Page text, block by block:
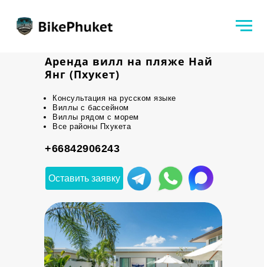
Аренда вилл на пляже Най
Янг (Пхукет)
Консультация на русском языке
Виллы с бассейном
Виллы рядом с морем
Все районы Пхукета
Оставить заявку
+66842906243